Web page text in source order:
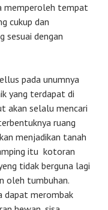
memperoleh tempat
cukup dan
sesuai dengan
pada unumnya
yang terdapat di
akan selalu mencari
ruang
menjadikan tanah
itu kotoran
tidak berguna lagi
oleh tumbuhan.
dapat merombak